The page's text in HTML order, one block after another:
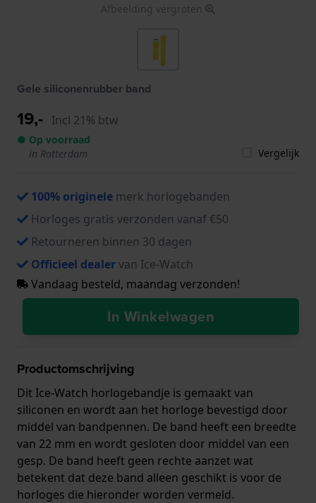
Afbeelding vergroten
Gele siliconenrubber band
19,- Incl 21% btw
● Op voorraad
in Rotterdam
Vergelijk
100% originele merk horlogebanden
Horloges gratis verzonden vanaf €50
Retourneren binnen 30 dagen
Officieel dealervan Ice-Watch
Vandaag besteld, maandag verzonden!
In Winkelwagen
Productomschrijving
Dit Ice-Watch horlogebandje is gemaakt van
siliconen en wordt aan het horloge bevestigd door
middel van bandpennen. De band heeft een breedte
van 22 mm en wordt gesloten door middel van een
gesp. De band heeft geen rechte aanzet wat
betekent dat deze band alleen geschikt is voor de
horloges die hieronder worden vermeld.